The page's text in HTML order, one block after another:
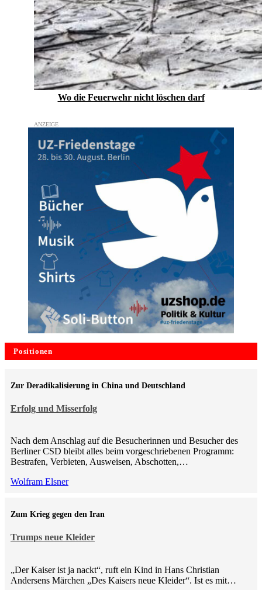
Wo die Feuerwehr nicht löschen darf
Positionen
Erfolg und Misserfolg
Zur Deradikalisierung in China und Deutschland
Nach dem Anschlag auf die Besucherinnen und Besucher des
Berliner CSD bleibt alles beim vorgeschriebenen Programm:
Bestrafen, Verbieten, Ausweisen, Abschotten,…
Wolfram Elsner
Trumps neue Kleider
Zum Krieg gegen den Iran
„Der Kaiser ist ja nackt“, ruft ein Kind in Hans Christian
Andersens Märchen „Des Kaisers neue Kleider“. Ist es mit…